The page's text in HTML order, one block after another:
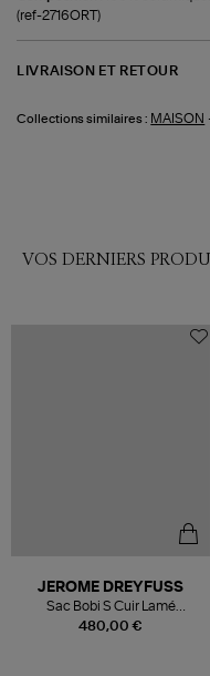
(ref-2716ORT)
LIVRAISON ET RETOUR
Collections similaires : MAISON
VOS DERNIERS
480,00 €
JEROME DREYFUSS
Sac Bobi S Cuir Lamé
Champagne